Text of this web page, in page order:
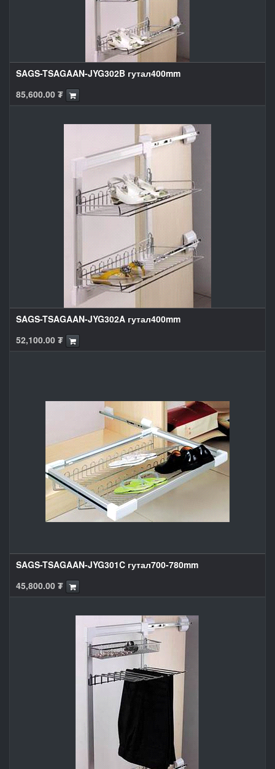
SAGS-TSAGAAN-JYG302B гутал400mm
85,600.00 ₮
SAGS-TSAGAAN-JYG302A гутал400mm
52,100.00 ₮
SAGS-TSAGAAN-JYG301C гутал700-780mm
45,800.00 ₮